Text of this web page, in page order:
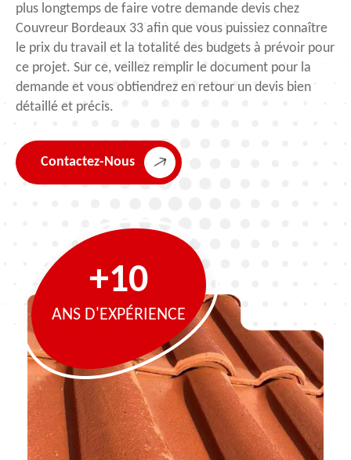
plus longtemps de faire votre demande devis chez
Couvreur Bordeaux 33 afin que vous puissiez connaître
le prix du travail et la totalité des budgets à prévoir pour
ce projet. Sur ce, veillez remplir le document pour la
demande et vous obtiendrez en retour un devis bien
détaillé et précis.
Contactez-Nous
+10
ANS D'EXPÉRIENCE